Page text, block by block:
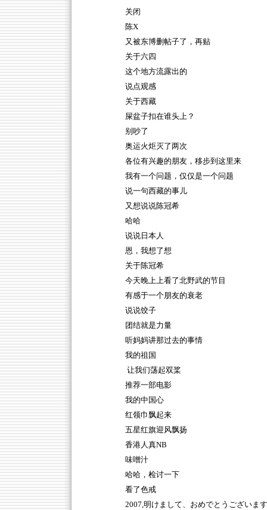
关闭
陈X
又被东博删帖子了，再贴
关于六四
这个地方流露出的
说点观感
关于西藏
屎盆子扣在谁头上？
别吵了
奥运火炬灭了两次
各位有兴趣的朋友，移步到这里来
我有一个问题，仅仅是一个问题
说一句西藏的事儿
又想说说陈冠希
哈哈
说说日本人
恩，我想了想
关于陈冠希
今天晚上上看了北野武的节目
有感于一个朋友的衰老
说说饺子
团结就是力量
听妈妈讲那过去的事情
我的祖国
让我们荡起双桨
推荐一部电影
我的中国心
红领巾飘起来
五星红旗迎风飘扬
香港人真NB
味噌汁
哈哈，检讨一下
看了色戒
2007,明けまして、おめでとうございます